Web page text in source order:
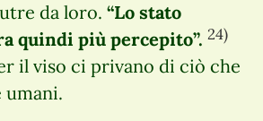
da loro. “Lo stato
quindi più percepito”. 24)
il viso ci privano di ciò che
umani.